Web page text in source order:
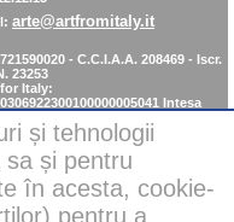
arte@artfromitaly.it
- C.C.I.A.A. 208469 - Iscr.
23253
Italy:
Intesa
alte țări:
și tehnologii
și pentru
în acesta, cookie-
pentru a